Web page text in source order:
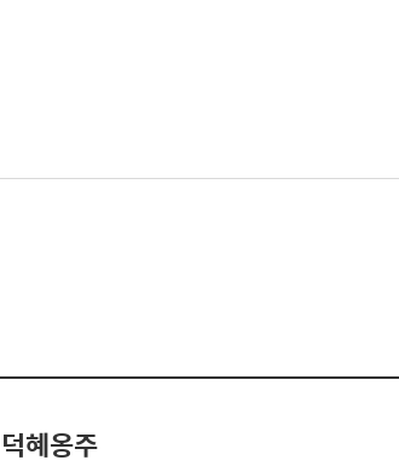
덕혜옹주